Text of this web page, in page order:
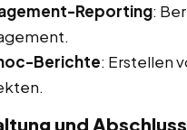
Reporting:
Berichte: Erstellen
und